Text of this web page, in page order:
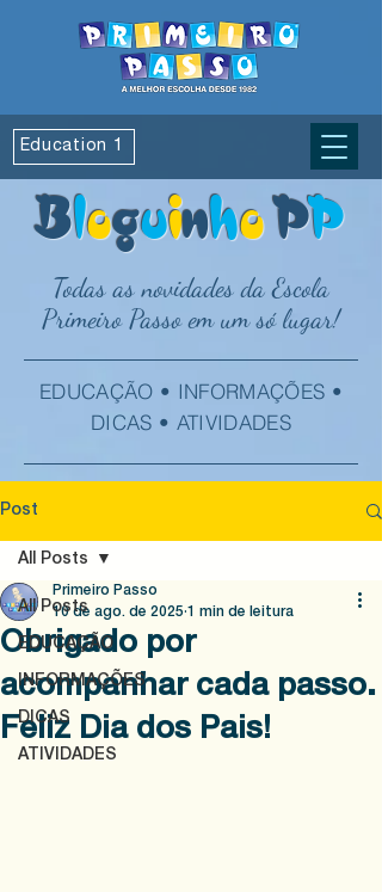
Education 1
BloguinhoPP
Todas as novidades da Escola
Primeiro Passo em um só lugar!
EDUCAÇÃO • INFORMAÇÕES •
DICAS • ATIVIDADES
Post
All Posts
EDUCAÇÃO
INFORMAÇÕES
DICAS
ATIVIDADES
All Posts
Obrigado por
acompanhar cada passo.
Feliz Dia dos Pais!
Primeiro Passo
10 de ago. de 2025 1 min de leitura